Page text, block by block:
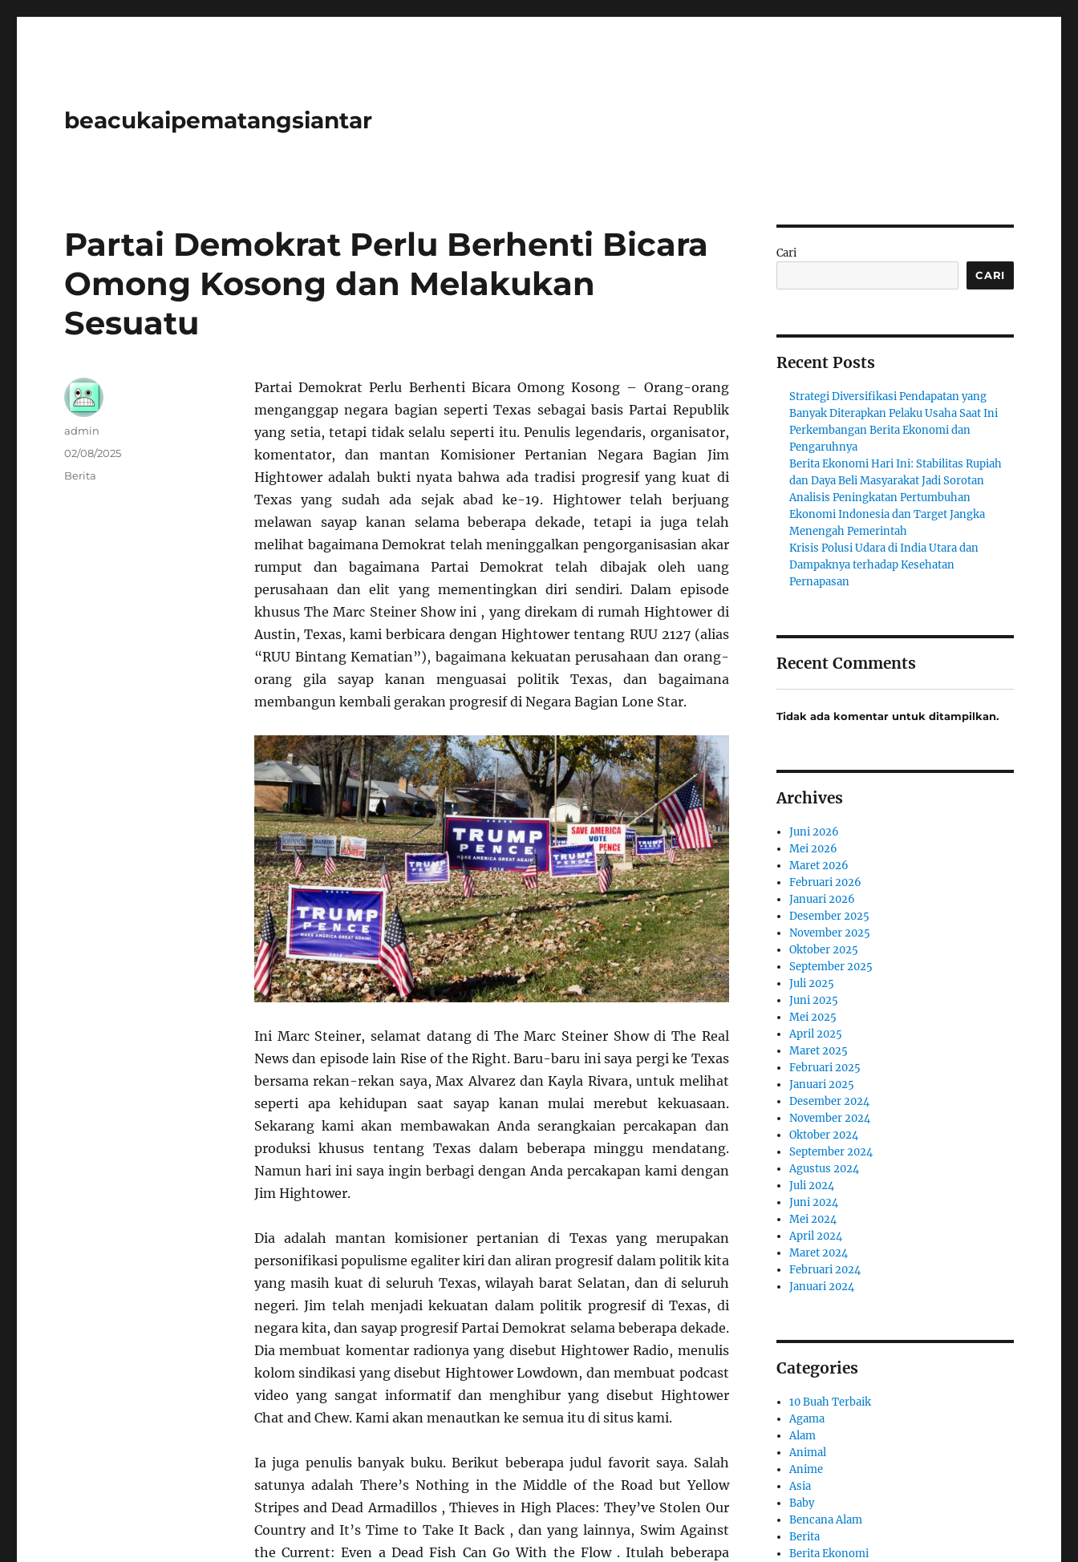
beacukaipematangsiantar
Partai Demokrat Perlu Berhenti Bicara
Omong Kosong dan Melakukan
Sesuatu
Partai Demokrat Perlu Berhenti Bicara Omong Kosong – Orang-orang
menganggap negara bagian seperti Texas sebagai basis Partai Republik
yang setia, tetapi tidak selalu seperti itu. Penulis legendaris, organisator,
komentator, dan mantan Komisioner Pertanian Negara Bagian Jim
Hightower adalah bukti nyata bahwa ada tradisi progresif yang kuat di
Texas yang sudah ada sejak abad ke-19. Hightower telah berjuang
melawan sayap kanan selama beberapa dekade, tetapi ia juga telah
melihat bagaimana Demokrat telah meninggalkan pengorganisasian akar
rumput dan bagaimana Partai Demokrat telah dibajak oleh uang
perusahaan dan elit yang mementingkan diri sendiri. Dalam episode
khusus The Marc Steiner Show ini , yang direkam di rumah Hightower di
Austin, Texas, kami berbicara dengan Hightower tentang RUU 2127 (alias
“RUU Bintang Kematian”), bagaimana kekuatan perusahaan dan orang-
orang gila sayap kanan menguasai politik Texas, dan bagaimana
membangun kembali gerakan progresif di Negara Bagian Lone Star.
Ini Marc Steiner, selamat datang di The Marc Steiner Show di The Real
News dan episode lain Rise of the Right. Baru-baru ini saya pergi ke Texas
bersama rekan-rekan saya, Max Alvarez dan Kayla Rivara, untuk melihat
seperti apa kehidupan saat sayap kanan mulai merebut kekuasaan.
Sekarang kami akan membawakan Anda serangkaian percakapan dan
produksi khusus tentang Texas dalam beberapa minggu mendatang.
Namun hari ini saya ingin berbagi dengan Anda percakapan kami dengan
Jim Hightower.
Dia adalah mantan komisioner pertanian di Texas yang merupakan
personifikasi populisme egaliter kiri dan aliran progresif dalam politik kita
yang masih kuat di seluruh Texas, wilayah barat Selatan, dan di seluruh
negeri. Jim telah menjadi kekuatan dalam politik progresif di Texas, di
negara kita, dan sayap progresif Partai Demokrat selama beberapa dekade.
Dia membuat komentar radionya yang disebut Hightower Radio, menulis
kolom sindikasi yang disebut Hightower Lowdown, dan membuat podcast
video yang sangat informatif dan menghibur yang disebut Hightower
Chat and Chew. Kami akan menautkan ke semua itu di situs kami.
Ia juga penulis banyak buku. Berikut beberapa judul favorit saya. Salah
satunya adalah There’s Nothing in the Middle of the Road but Yellow
Stripes and Dead Armadillos , Thieves in High Places: They’ve Stolen Our
Country and It’s Time to Take It Back , dan yang lainnya, Swim Against
the Current: Even a Dead Fish Can Go With the Flow . Itulah beberapa
Author
admin
Posted
02/08/2025
Categories
Berita
Cari
CARI
Recent Posts
Strategi Diversifikasi Pendapatan yang
Banyak Diterapkan Pelaku Usaha Saat Ini
Perkembangan Berita Ekonomi dan
Pengaruhnya
Berita Ekonomi Hari Ini: Stabilitas Rupiah
dan Daya Beli Masyarakat Jadi Sorotan
Analisis Peningkatan Pertumbuhan
Ekonomi Indonesia dan Target Jangka
Menengah Pemerintah
Krisis Polusi Udara di India Utara dan
Dampaknya terhadap Kesehatan
Pernapasan
Recent Comments
Tidak ada komentar untuk ditampilkan.
Archives
Juni 2026
Mei 2026
Maret 2026
Februari 2026
Januari 2026
Desember 2025
November 2025
Oktober 2025
September 2025
Juli 2025
Juni 2025
Mei 2025
April 2025
Maret 2025
Februari 2025
Januari 2025
Desember 2024
November 2024
Oktober 2024
September 2024
Agustus 2024
Juli 2024
Juni 2024
Mei 2024
April 2024
Maret 2024
Februari 2024
Januari 2024
Categories
10 Buah Terbaik
Agama
Alam
Animal
Anime
Asia
Baby
Bencana Alam
Berita
Berita Ekonomi